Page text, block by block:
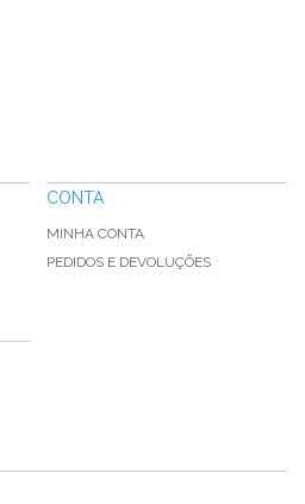
CONTA
MINHA CONTA
PEDIDOS E DEVOLUÇÕES